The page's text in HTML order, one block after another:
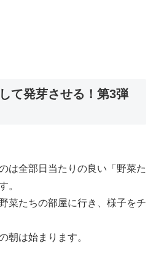
て発芽させる！第3弾
は全部日当たりの良い「野菜た
。
菜たちの部屋に行き、様子をチ
朝は始まります。